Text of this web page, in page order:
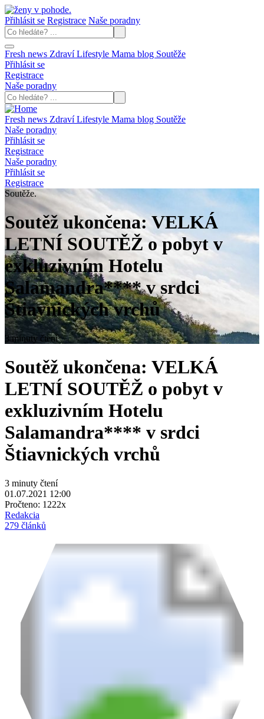
Přihlásit se Registrace Naše poradny
Fresh news ZdravíLifestyle Mama blog Soutěže
Přihlásit se
Registrace
Naše poradny
Fresh news ZdravíLifestyle Mama blog Soutěže
Naše poradny
Přihlásit se
Registrace
Naše poradny
Přihlásit se
Registrace
Soutěže.
Soutěž ukončena: VELKÁ
LETNÍ SOUTĚŽ o pobyt v
exkluzivním Hotelu
Salamandra**** v srdci
Štiavnických vrchů
3 minuty čtení
Soutěž ukončena: VELKÁ
LETNÍ SOUTĚŽ o pobyt v
exkluzivním Hotelu
Salamandra**** v srdci
Štiavnických vrchů
3 minuty čtení
01.07.2021 12:00
Pročteno: 1222x
Redakcia
279 článků